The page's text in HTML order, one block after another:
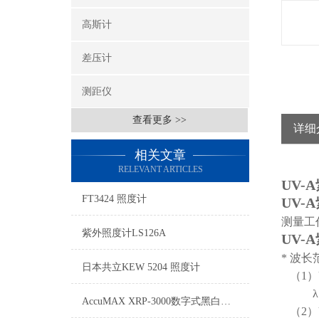
高斯计
差压计
测距仪
查看更多 >>
相关文章
RELEVANT ARTICLES
FT3424 照度计
紫外照度计LS126A
日本共立KEW 5204 照度计
AccuMAX XRP-3000数字式黑白光照度计
详细
UV-A
UV-A
测量工
UV-A
* 波长
（1
λ：
（2